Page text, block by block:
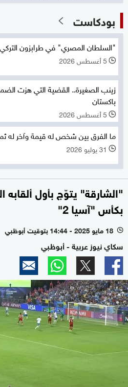
بودكاست
"السلطان المصري" في طرابزون التركي
l 5 أغسطس 2026
زينب الصغيرة.. القضية التي هزت
باكستان
l 5 أغسطس 2026
ما الفرق بين شخص له قيمة وآخر له
l 31 يوليو 2026
"الشارقة" يتوّج بأول ألقابه
بكأس "آسيا 2"
l 18 مايو 2025 - 14:44 بتوقيت أبوظبي
سكاي نيوز عربية - أبوظبي